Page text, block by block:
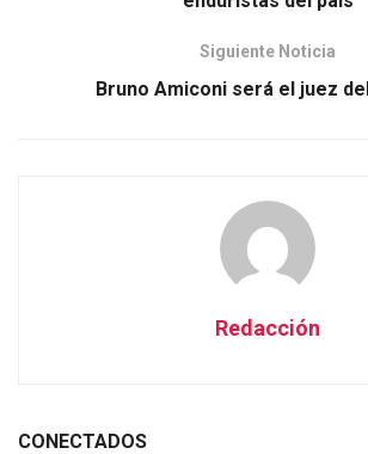
Siguiente Noticia
Bruno Amiconi será el juez
Redacción
CONECTADOS